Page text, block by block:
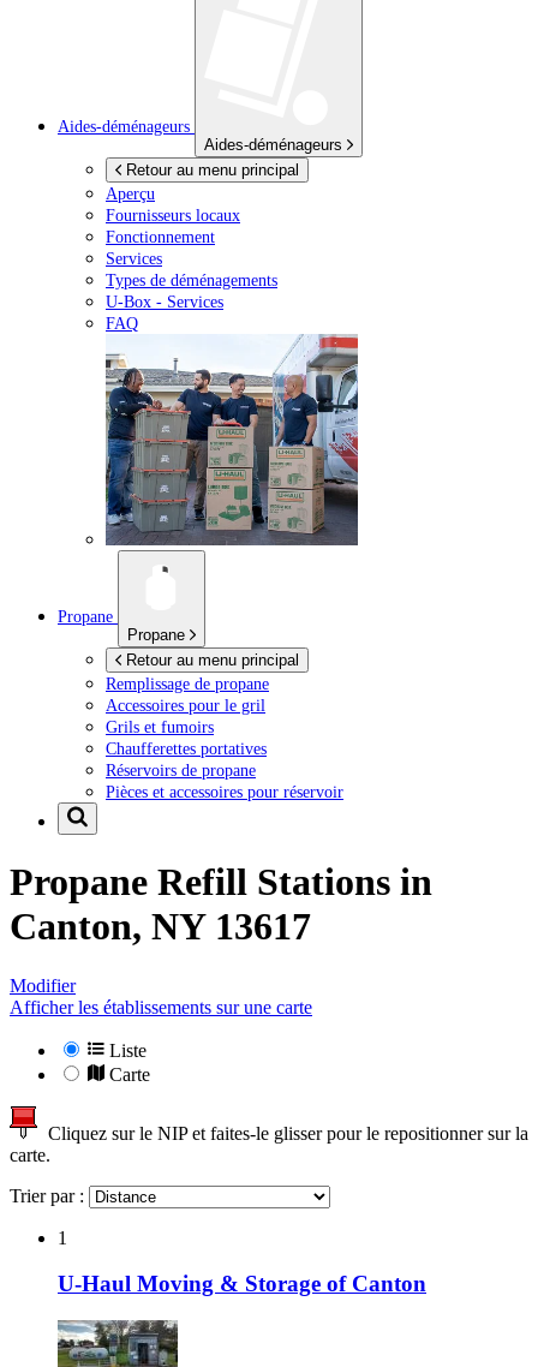
Aides-déménageurs
Aides-déménageurs
Retour au menu principal
Aperçu
Fournisseurs locaux
Fonctionnement
Services
Types de déménagements
U-Box - Services
FAQ
Propane
Propane
Retour au menu principal
Remplissage de propane
Accessoires pour le gril
Grils et fumoirs
Chaufferettes portatives
Réservoirs de propane
Pièces et accessoires pour réservoir
Propane Refill Stations in
Canton, NY 13617
Modifier
Afficher les établissements sur une carte
Liste
Carte
Cliquez sur le NIP et faites-le glisser pour le repositionner sur la
carte.
Trier par :
1
U-Haul Moving & Storage of Canton